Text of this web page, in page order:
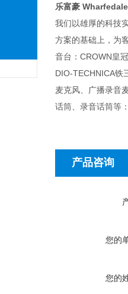
乐富豪
我们以雄厚的科技
方案的基础上，为
音台：CROWN皇
DIO-TECHNICA铁
麦克风、广播录音
话筒、录音话筒等
产品咨询
您的
您的